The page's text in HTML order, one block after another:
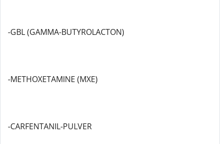
-GBL (GAMMA-BUTYROLACTON)
-METHOXETAMINE (MXE)
-CARFENTANIL-PULVER